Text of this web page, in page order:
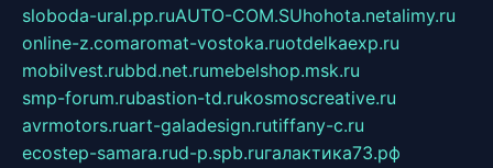
sloboda-ural.pp.ruAUTO-COM.SUhohota.netalimy.ru
online-z.comaromat-vostoka.ruotdelkaexp.ru
mobilvest.rubbd.net.rumebelshop.msk.ru
smp-forum.rubastion-td.rukosmoscreative.ru
avrmotors.ruart-galadesign.rutiffany-c.ru
ecostep-samara.rud-p.spb.ruгалактика73.рф